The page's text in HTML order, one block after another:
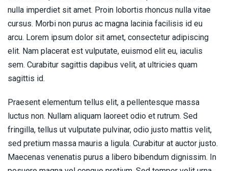
nulla imperdiet sit amet. Proin lobortis rhoncus nulla vitae
cursus. Morbi non purus ac magna lacinia facilisis id eu
arcu. Lorem ipsum dolor sit amet, consectetur adipiscing
elit. Nam placerat est vulputate, euismod elit eu, iaculis
sem. Curabitur sagittis dapibus velit, at ultricies quam
sagittis id.
Praesent elementum tellus elit, a pellentesque massa
luctus non. Nullam aliquam laoreet odio et rutrum. Sed
fringilla, tellus ut vulputate pulvinar, odio justo mattis velit,
sed pretium massa mauris a ligula. Curabitur at auctor justo.
Maecenas venenatis purus a libero bibendum dignissim. In